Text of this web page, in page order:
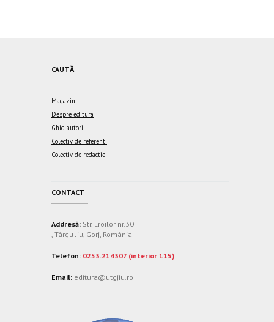
CAUTĂ
Magazin
Despre editura
Ghid autori
Colectiv de referenti
Colectiv de redactie
CONTACT
Addresă: Str. Eroilor nr.30
, Târgu Jiu, Gorj, România
Telefon: 0253.214307 (interior 115)
Email: editura@utgjiu.ro